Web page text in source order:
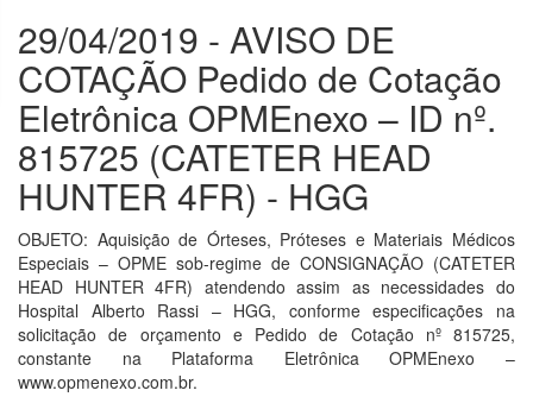
29/04/2019 - AVISO DE
COTAÇÃO Pedido de Cotação
Eletrônica OPMEnexo – ID nº.
815725 (CATETER HEAD
HUNTER 4FR) - HGG
OBJETO: Aquisição de Órteses, Próteses e Materiais Médicos
Especiais – OPME sob-regime de CONSIGNAÇÃO (CATETER
HEAD HUNTER 4FR) atendendo assim as necessidades do
Hospital Alberto Rassi – HGG, conforme especificações na
solicitação de orçamento e Pedido de Cotação nº 815725,
constante na Plataforma Eletrônica OPMEnexo –
www.opmenexo.com.br.